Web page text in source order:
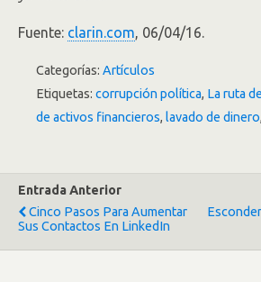
Fuente: clarin.com, 06/04/16.
Categorías: Artículos
Etiquetas: corrupción política, La ruta
de activos financieros, lavado de dinero,
Entrada Anterior
Cinco Pasos Para Aumentar
Sus Contactos En LinkedIn